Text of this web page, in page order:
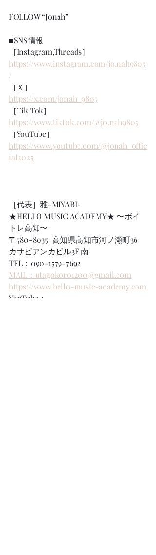
FOLLOW “Jonah”
■SNS情報
［Instagram,Threads］
https://www.instagram.com/jo.nah9805
/
［Ｘ］
https://x.com/jonah_9805
［Tik Tok］
https://www.tiktok.com/@jo.nah9805
［YouTube］
https://www.youtube.com/@jonah_offic
ial2025
［代表］雅-MIYABI-
★HELLO MUSIC ACADEMY★ 〜ボイ
トレ高知〜
〒780-8035  高知県高知市河ノ瀬町36
カサビアンカビル3F 南
TEL：090-1579-7692
MAIL：utagokoro1200@gmail.com
https://www.hello-music-academy.com
YouTube：